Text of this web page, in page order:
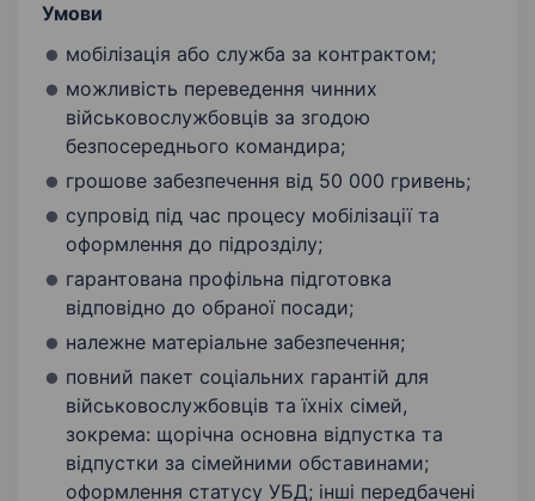
Умови
мобілізація або служба за контрактом;
можливість переведення чинних
військовослужбовців за згодою
безпосереднього командира;
грошове забезпечення від 50 000 гривень;
супровід під час процесу мобілізації та
оформлення до підрозділу;
гарантована профільна підготовка
відповідно до обраної посади;
належне матеріальне забезпечення;
повний пакет соціальних гарантій для
військовослужбовців та їхніх сімей,
зокрема: щорічна основна відпустка та
відпустки за сімейними обставинами;
оформлення статусу УБД; інші передбачені